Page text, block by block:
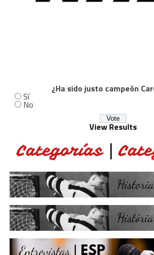
¿Ha sido justo campeón
Sí
No
View Results